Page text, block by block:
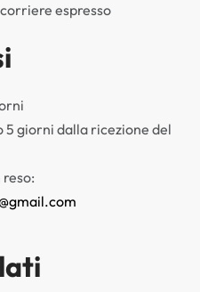
espresso
giorni dalla ricezione del